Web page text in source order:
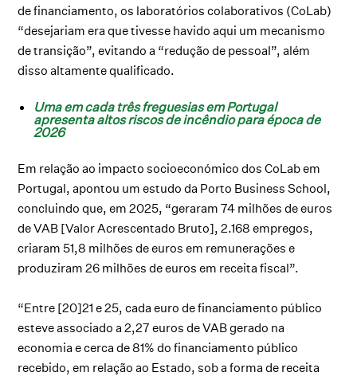
de financiamento, os laboratórios colaborativos (CoLab)
“desejariam era que tivesse havido aqui um mecanismo
de transição”, evitando a “redução de pessoal”, além
disso altamente qualificado.
Uma em cada três freguesias em Portugal
apresenta altos riscos de incêndio para época de
2026
Em relação ao impacto socioeconómico dos CoLab em
Portugal, apontou um estudo da Porto Business School,
concluindo que, em 2025, “geraram 74 milhões de euros
de VAB [Valor Acrescentado Bruto], 2.168 empregos,
criaram 51,8 milhões de euros em remunerações e
produziram 26 milhões de euros em receita fiscal”.
“Entre [20]21 e 25, cada euro de financiamento público
esteve associado a 2,27 euros de VAB gerado na
economia e cerca de 81% do financiamento público
recebido, em relação ao Estado, sob a forma de receita